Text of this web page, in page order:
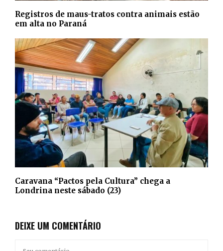
Registros de maus-tratos contra animais estão
em alta no Paraná
Caravana “Pactos pela Cultura” chega a
Londrina neste sábado (23)
DEIXE UM COMENTÁRIO